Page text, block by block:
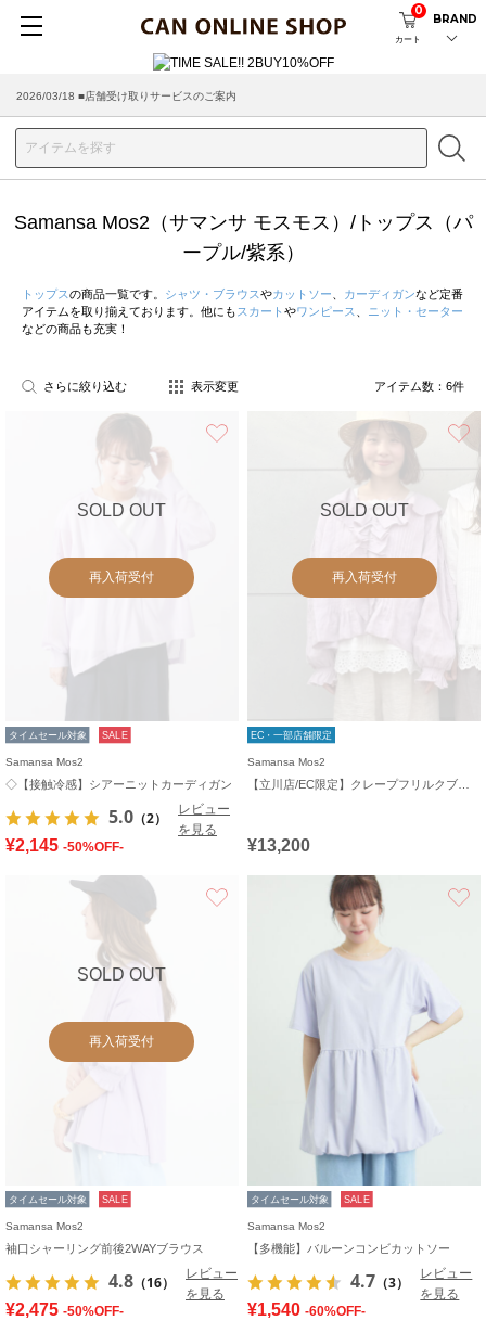
カート
0
BRAND
2026/03/18 ■店舗受け取りサービスのご案内
Samansa Mos2（サマンサ モスモス）/トップス（パ
ープル/紫系）
トップスの商品一覧です。 シャツ・ブラウスやカットソー カーディガンなど定番
アイテムを取り揃えております。他にも スカート やワンピース
ニット・セーター
などの商品も充実！
さらに絞り込む 表示変更 アイテム数： 6件
SOLD OUT
再入荷受付
タイムセール対象 SALE
Samansa Mos2
◇【接触冷感】シアーニットカーディガン
5.0 （2）
レビュー
を見る
¥2,145 -50%OFF-
SOLD OUT
再入荷受付
EC・一部店舗限定
Samansa Mos2
¥13,200
SOLD OUT
再入荷受付
タイムセール対象 SALE
Samansa Mos2
袖口シャーリング前後2WAYブラウス
4.8 （16）
レビュー
を見る
¥2,475 -50%OFF-
タイムセール対象 SALE
Samansa Mos2
【多機能】バルーンコンビカットソー
4.7 （3）
レビュー
を見る
¥1,540 -60%OFF-